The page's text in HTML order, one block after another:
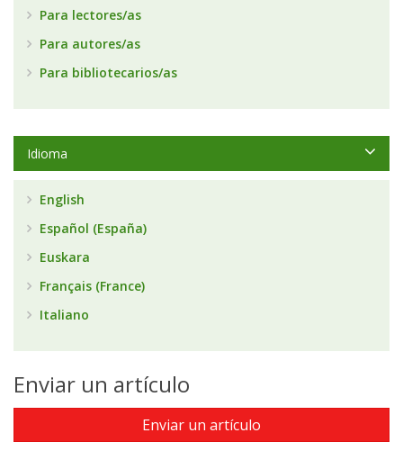
Para lectores/as
Para autores/as
Para bibliotecarios/as
Idioma
English
Español (España)
Euskara
Français (France)
Italiano
Enviar un artículo
Enviar un artículo